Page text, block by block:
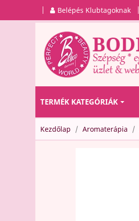
Belépés Klubtagoknak
TERMÉK KATEGÓRIÁK
Kezdőlap Aromaterápia